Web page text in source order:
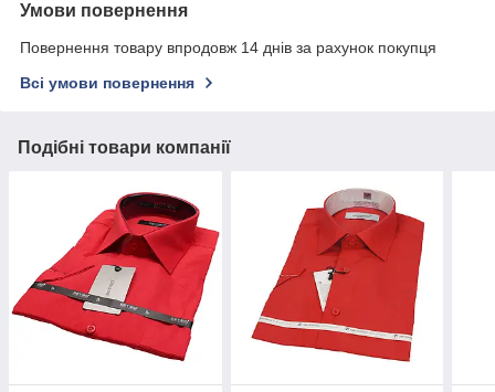
Умови повернення
Повернення товару впродовж 14 днів за рахунок покупця
Всі умови повернення
Подібні товари компанії